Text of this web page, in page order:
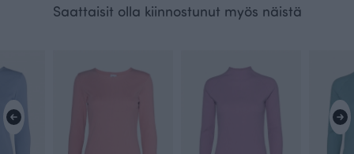
Saattaisit olla kiinnostunut myös näistä